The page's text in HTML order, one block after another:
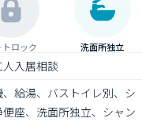
ロック 洗面所独立
入居相談
給湯、バストイレ別、シ
座、洗面所独立、シャン